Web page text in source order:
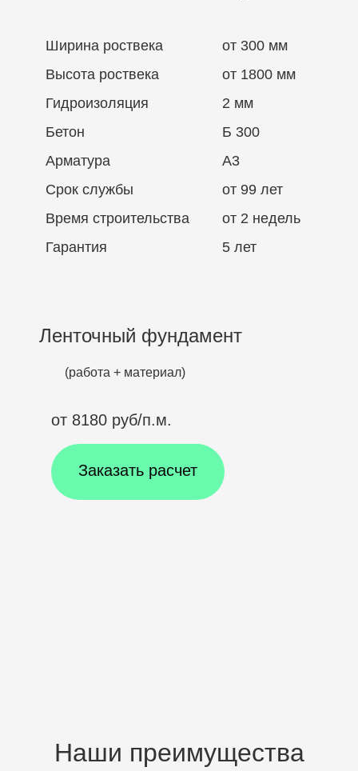
Ширина роствека
от 300 мм
Высота роствека
от 1800 мм
Гидроизоляция
2 мм
Бетон
Б 300
Арматура
А3
Срок службы
от 99 лет
Время строительства
от 2 недель
Гарантия
5 лет
Ленточный фундамент
(работа + материал)
от 8180 руб/п.м.
Заказать расчет
Наши преимущества